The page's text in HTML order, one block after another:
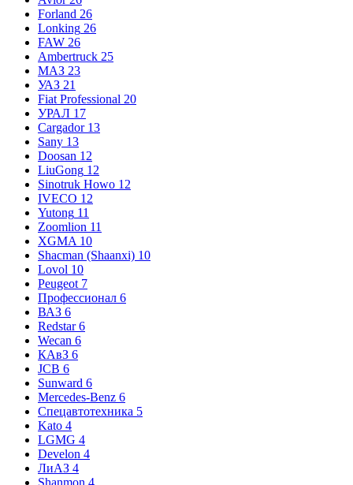
Forland 26
Lonking 26
FAW 26
Ambertruck 25
МАЗ 23
УАЗ 21
Fiat Professional 20
УРАЛ 17
Cargador 13
Sany 13
Doosan 12
LiuGong 12
Sinotruk Howo 12
IVECO 12
Yutong 11
Zoomlion 11
XGMA 10
Shacman (Shaanxi) 10
Lovol 10
Peugeot 7
Профессионал 6
ВАЗ 6
Redstar 6
Wecan 6
КАвЗ 6
JCB 6
Sunward 6
Mercedes-Benz 6
Спецавтотехника 5
Kato 4
LGMG 4
Develon 4
ЛиАЗ 4
Shanmon 4